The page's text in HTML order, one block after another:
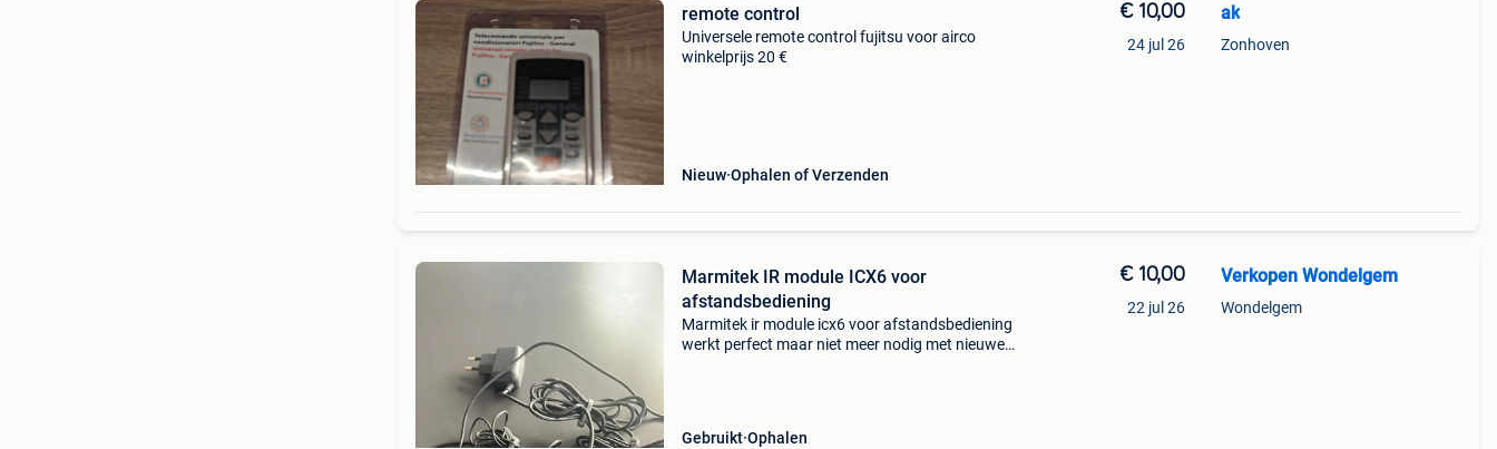
remote control
Universele remote control fujitsu voor airco
winkelprijs 20 €
Nieuw Ophalen of Verzenden
€ 10,00
24 jul 26
ak
Zonhoven
Marmitek IR module ICX6 voor
afstandsbediening
Marmitek ir module icx6 voor afstandsbediening
werkt perfect maar niet meer nodig met nieuwe
Gebruikt Ophalen
€ 10,00
22 jul 26
Verkopen Wondelgem
Wondelgem